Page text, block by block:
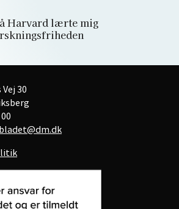
Harvard lærte mig
30